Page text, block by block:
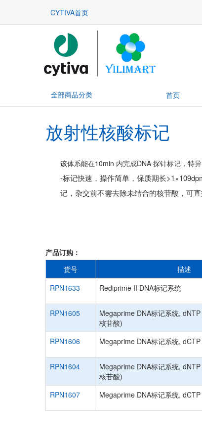
CYTIVA首页
全部商品分类 首页
放射性核酸标记
该体系能在10min 内完成DNA 探针标记，特
-标记快速，操作简单，保质期长
记，杂交前不需去除未结合的核苷酸，可
产品订购：
货号
描述
RPN1633
Rediprime II DNA标记系统
RPN1605
Megaprime DNA标记系统,
核苷酸)
RPN1606 Megaprime DNA标记系统,
RPN1604
Megaprime DNA标记系统,
核苷酸)
RPN1607 Megaprime DNA标记系统,